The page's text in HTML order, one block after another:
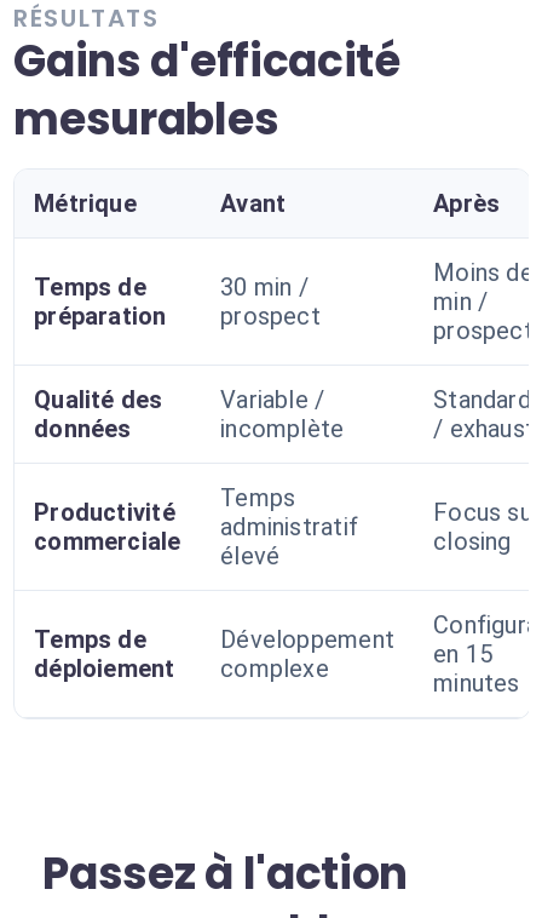
RÉSULTATS
Gains d'efficacité
mesurables
Métrique Avant Après
Temps de
préparation
30 min /
prospect
Moins de
min /
prospect
Qualité des
données
Variable /
incomplète
/
Productivité
commerciale
Temps
administratif
élevé
Focus
closing
Temps de
déploiement
Développement
complexe
en 15
minutes
Passez à l'action